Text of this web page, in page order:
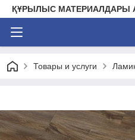
ҚҰРЫЛЫС МАТЕРИАЛДАРЫ
Товары и услуги